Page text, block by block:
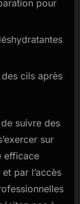
pour
cils après
suivre des
sur
efficace
par l’accès